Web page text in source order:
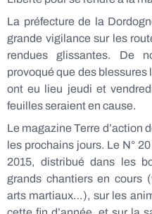
La préfecture de la
grande vigilance sur les
rendues glissantes. De
provoqué que des
ont eu lieu jeudi et
feuilles seraient en cause.
Le magazine Terre d’action
les prochains jours. Le N°
2015, distribué dans les
grands chantiers en cours
arts martiaux…), sur les